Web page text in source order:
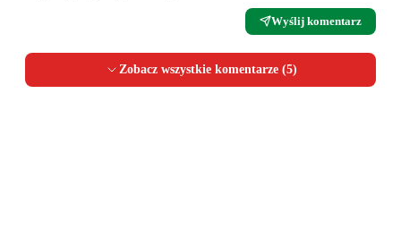
Wyślij komentarz
Zobacz wszystkie komentarze (5)